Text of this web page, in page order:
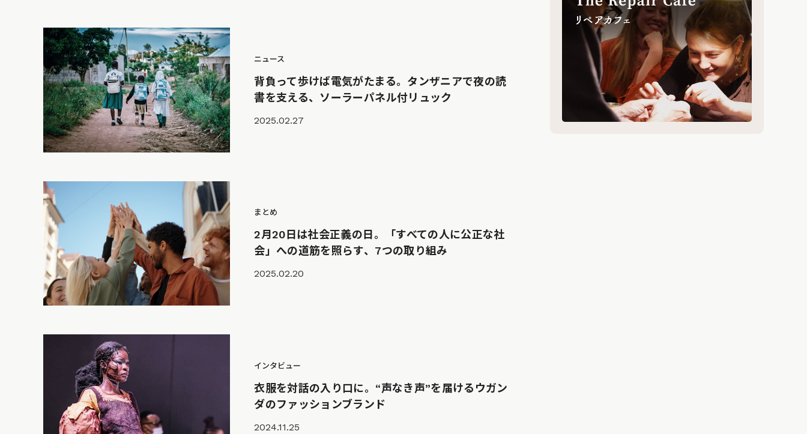
ニュース
背負って歩けば電気がたまる。タンザニアで夜の読
書を支える、ソーラーパネル付リュック
2025.02.27
まとめ
2月20日は社会正義の日。「すべての人に公正な社
会」への道筋を照らす、7つの取り組み
2025.02.20
インタビュー
衣服を対話の入り口に。“声なき声”を届けるウガン
ダのファッションブランド
2024.11.25